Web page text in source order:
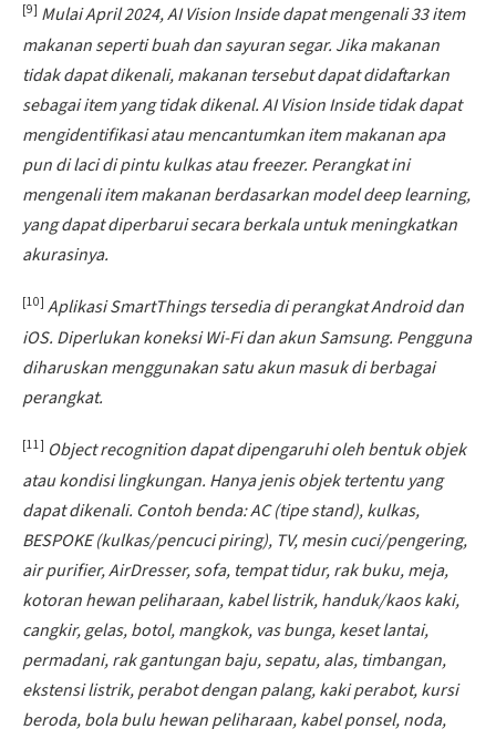
[9] Mulai April 2024, AI Vision Inside dapat mengenali 33 item
makanan seperti buah dan sayuran segar. Jika makanan
tidak dapat dikenali, makanan tersebut dapat didaftarkan
sebagai item yang tidak dikenal. AI Vision Inside tidak dapat
mengidentifikasi atau mencantumkan item makanan apa
pun di laci di pintu kulkas atau freezer. Perangkat ini
mengenali item makanan berdasarkan model deep learning,
yang dapat diperbarui secara berkala untuk meningkatkan
akurasinya.
[10] Aplikasi SmartThings tersedia di perangkat Android dan
iOS. Diperlukan koneksi Wi-Fi dan akun Samsung. Pengguna
diharuskan menggunakan satu akun masuk di berbagai
perangkat.
[11] Object recognition dapat dipengaruhi oleh bentuk objek
atau kondisi lingkungan. Hanya jenis objek tertentu yang
dapat dikenali. Contoh benda: AC (tipe stand), kulkas,
BESPOKE (kulkas/pencuci piring), TV, mesin cuci/pengering,
air purifier, AirDresser, sofa, tempat tidur, rak buku, meja,
kotoran hewan peliharaan, kabel listrik, handuk/kaos kaki,
cangkir, gelas, botol, mangkok, vas bunga, keset lantai,
permadani, rak gantungan baju, sepatu, alas, timbangan,
ekstensi listrik, perabot dengan palang, kaki perabot, kursi
beroda, bola bulu hewan peliharaan, kabel ponsel, noda,